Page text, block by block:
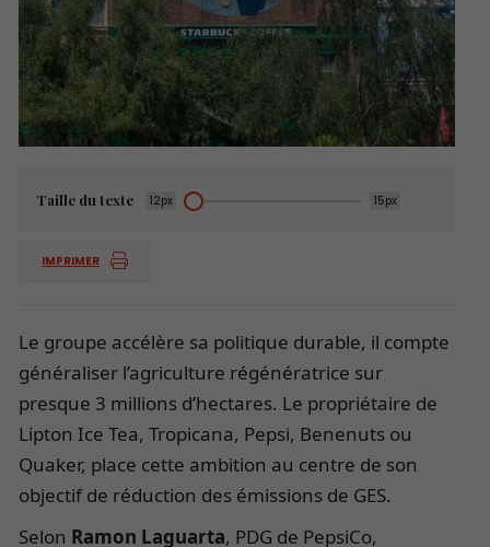
Taille du texte 12px 15px
IMPRIMER
Le groupe accélère sa politique durable, il compte
généraliser l’agriculture régénératrice sur
presque 3 millions d’hectares. Le propriétaire de
Lipton Ice Tea, Tropicana, Pepsi, Benenuts ou
Quaker, place cette ambition au centre de son
objectif de réduction des émissions de GES.
Selon Ramon Laguarta, PDG de PepsiCo,